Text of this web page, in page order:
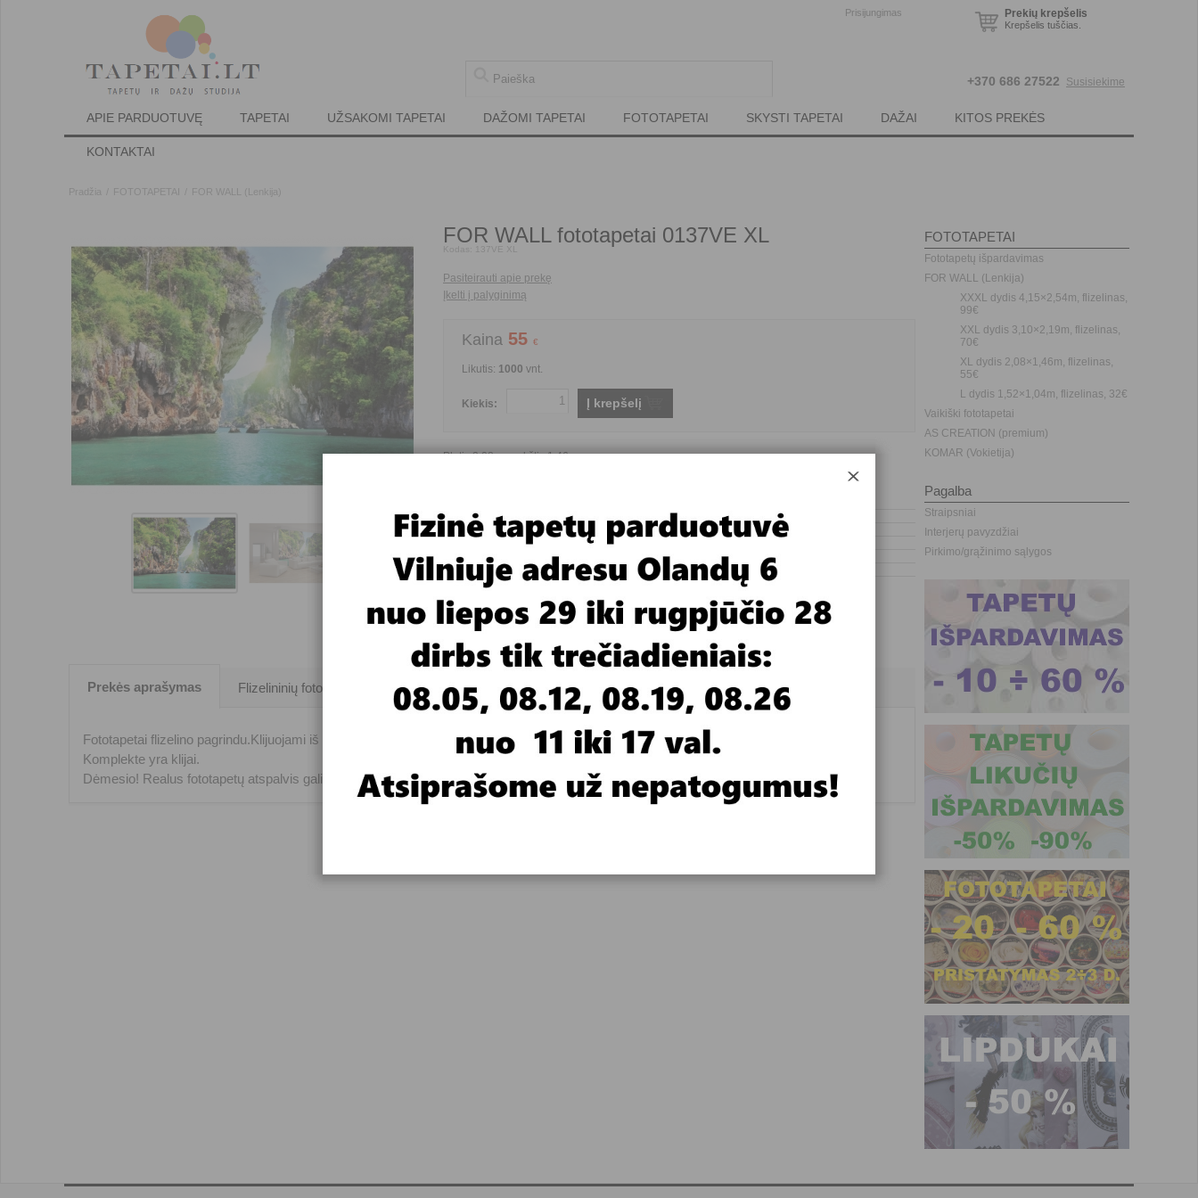
Prisijungimas Prekių krepšelis
Krepšelis tuščias.
+370 686 27522 Susisiekime
APIE PARDUOTUVĘ TAPETAI UŽSAKOMI TAPETAI DAŽOMI TAPETAI FOTOTAPETAI SKYSTI TAPETAI DAŽAI KITOS PREKĖS
KONTAKTAI
Pradžia FOTOTAPETAI FOR WALL (Lenkija)
FOR WALL fototapetai 0137VE XL
Kodas: 137VE XL
Pasiteirauti apie prekę
Įkelti į palyginimą
Kaina 55 €
Likutis: 1000 vnt.
Kiekis: Į krepšelį
Plotis 2,08m , aukštis 1,46m
Yra prekyboje ar užsakomi
Fototapeto pagrindas
Flizelinas
Fototapeto tematika
Gamta
Fototapeto plotis
nuo 2 iki 3 metrų
Fototapeto aukštis
nuo 1 iki 2 metrų
Fototapeto kaina
nuo 30 iki 49,99 €
Prekės aprašymas Flizelininių fototapetų klijavimas Video medžiaga
Fototapetai flizelino pagrindu.Klijuojami iš dviejų 1,04m pločio juostų per visą fototapetų aukštį.
Komplekte yra klijai.
Dėmesio! Realus fototapetų atspalvis gali nežymiai skirtis nuo pavyzdžio monitoriuje.
FOTOTAPETAI
Fototapetų išpardavimas
FOR WALL (Lenkija)
XXXL dydis 4,15×2,54m, flizelinas,
99€
XXL dydis 3,10×2,19m, flizelinas,
70€
XL dydis 2,08×1,46m, flizelinas,
55€
L dydis 1,52×1,04m, flizelinas, 32€
Vaikiški fototapetai
AS CREATION (premium)
KOMAR (Vokietija)
Pagalba
Straipsniai
Interjerų pavyzdžiai
Pirkimo/grąžinimo sąlygos